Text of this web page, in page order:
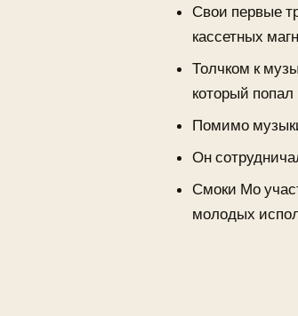
Свои первые
кассетных
Толчком к
который
Помимо
Он
Смоки Мо
молодых